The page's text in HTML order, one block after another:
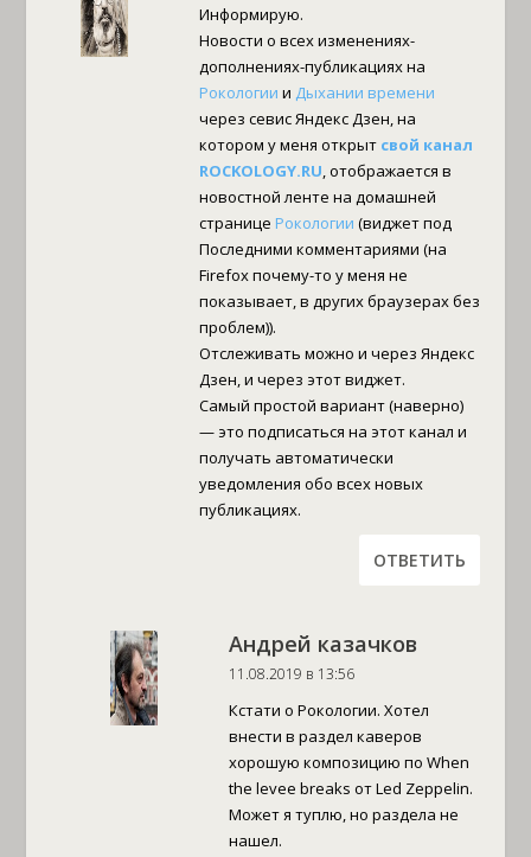
Информирую.
Новости о всех изменениях-
дополнениях-публикациях на
Рокологии и Дыхании времени
через севис Яндекс Дзен, на
котором у меня открыт свой канал
ROCKOLOGY.RU , отображается в
новостной ленте на домашней
странице Рокологии (виджет под
Последними комментариями (на
Firefox почему-то у меня не
показывает, в других браузерах без
проблем)).
Отслеживать можно и через Яндекс
Дзен, и через этот виджет.
Самый простой вариант (наверно)
— это подписаться на этот канал и
получать автоматически
уведомления обо всех новых
публикациях.
ОТВЕТИТЬ
Андрей казачков
11.08.2019 в 13:56
Кстати о Рокологии. Хотел
внести в раздел каверов
хорошую композицию по When
the levee breaks от Led Zeppelin.
Может я туплю, но раздела не
нашел.